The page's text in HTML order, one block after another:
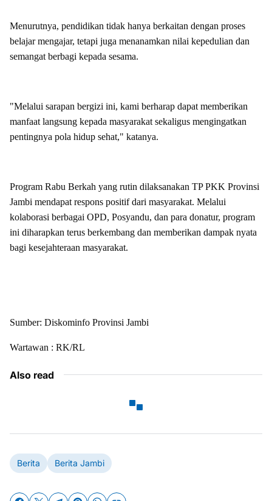
Menurutnya, pendidikan tidak hanya berkaitan dengan proses
belajar mengajar, tetapi juga menanamkan nilai kepedulian dan
semangat berbagi kepada sesama.
"Melalui sarapan bergizi ini, kami berharap dapat memberikan
manfaat langsung kepada masyarakat sekaligus mengingatkan
pentingnya pola hidup sehat," katanya.
Program Rabu Berkah yang rutin dilaksanakan TP PKK Provinsi
Jambi mendapat respons positif dari masyarakat. Melalui
kolaborasi berbagai OPD, Posyandu, dan para donatur, program
ini diharapkan terus berkembang dan memberikan dampak nyata
bagi kesejahteraan masyarakat.
Sumber: Diskominfo Provinsi Jambi
Wartawan : RK/RL
Also read
Berita Berita Jambi